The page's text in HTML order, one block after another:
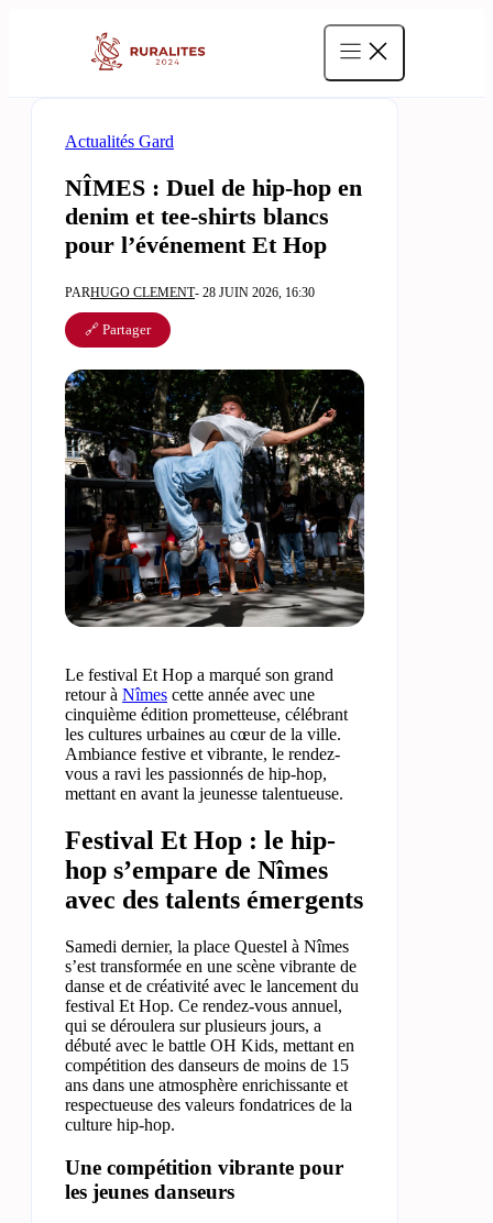
Actualités Gard
NÎMES : Duel de hip-hop en
denim et tee-shirts blancs
pour l’événement Et Hop
PARHUGO CLEMENT- 28 JUIN 2026, 16:30
🔗 Partager
Le festival Et Hop a marqué son grand
retour à Nîmes cette année avec une
cinquième édition prometteuse, célébrant
les cultures urbaines au cœur de la ville.
Ambiance festive et vibrante, le rendez-
vous a ravi les passionnés de hip-hop,
mettant en avant la jeunesse talentueuse.
Festival Et Hop : le hip-
hop s’empare de Nîmes
avec des talents émergents
Samedi dernier, la place Questel à Nîmes
s’est transformée en une scène vibrante de
danse et de créativité avec le lancement du
festival Et Hop. Ce rendez-vous annuel,
qui se déroulera sur plusieurs jours, a
débuté avec le battle OH Kids, mettant en
compétition des danseurs de moins de 15
ans dans une atmosphère enrichissante et
respectueuse des valeurs fondatrices de la
culture hip-hop.
Une compétition vibrante pour
les jeunes danseurs